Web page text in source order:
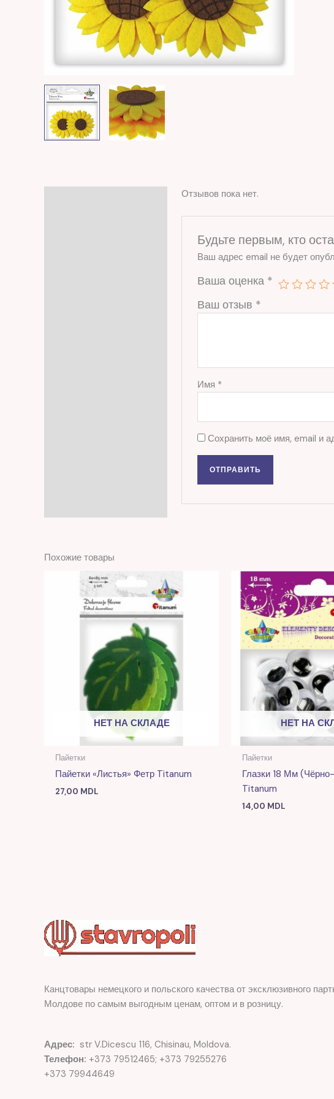
Отзывов пока нет.
Будьте первым, кто
Ваш адрес email не будет
Ваша оценка *
Ваш отзыв *
Имя *
Сохранить моё имя, email и
Похожие товары
НЕТ НА СКЛАДЕ
Пайетки
Пайетки «Листья» Фетр Titanum
27,00 MDL
НЕТ НА
Пайетки
Глазки 18 Мм
Titanum
14,00 MDL
Канцтовары немецкого и польского качества от эксклюзивного
Молдове по самым выгодным ценам, оптом и в розницу.
Адрес: str V.Dicescu 116, Chisinau, Moldova.
Телефон: +373 79512465; +373 79255276
+373 79944649